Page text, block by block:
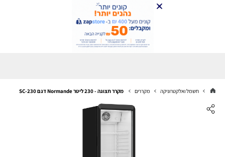
חשמל ואלקטרוניקה מקררים